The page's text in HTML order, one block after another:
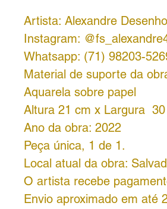
Artista: Alexandre
Instagram:
Whatsapp: (71) 98203-
Material de suporte da
Aquarela sobre papel
Altura 21 cm x Largura
Ano da obra: 2022
Peça única, 1 de 1.
Local atual da obra:
O artista recebe
Envio aproximado em até